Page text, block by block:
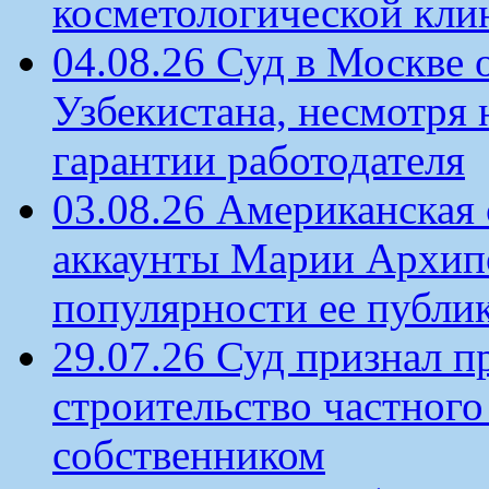
косметологической
04.08.26 Суд в Москве
Узбекистана,
гарантии работодателя
03.08.26 Американская
аккаунты Марии
популярности ее
29.07.26 Суд признал
строительство
собственником